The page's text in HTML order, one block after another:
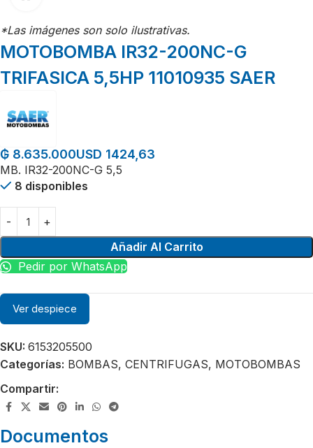
*Las imágenes son solo ilustrativas.
MOTOBOMBA IR32-200NC-G
TRIFASICA 5,5HP 11010935 SAER
₲ 8.635.000USD 1424,63
MB. IR32-200NC-G 5,5
8 disponibles
Añadir Al Carrito
Pedir por WhatsApp
Ver despiece
SKU: 6153205500
Categorías: BOMBAS, CENTRIFUGAS, MOTOBOMBAS
Compartir:
Documentos